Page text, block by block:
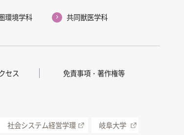
環境学科 共同獣医学科
セス 免責事項・著作権等
社会システム経営学環 岐阜大学